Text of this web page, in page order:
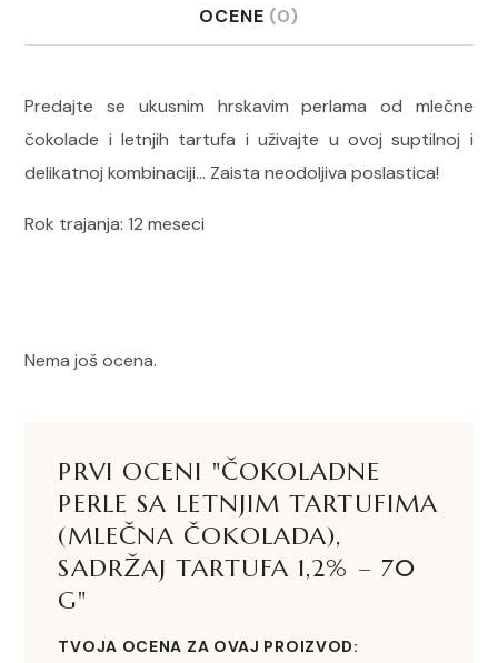
OCENE (0)
Predajte se ukusnim hrskavim perlama od mlečne
čokolade i letnjih tartufa i uživajte u ovoj suptilnoj i
delikatnoj kombinaciji… Zaista neodoljiva poslastica!
Rok trajanja: 12 meseci
Nema još ocena.
PRVI OCENI "ČOKOLADNE
PERLE SA LETNJIM TARTUFIMA
(MLEČNA ČOKOLADA),
SADRŽAJ TARTUFA 1,2% – 70
G"
TVOJA OCENA ZA OVAJ PROIZVOD